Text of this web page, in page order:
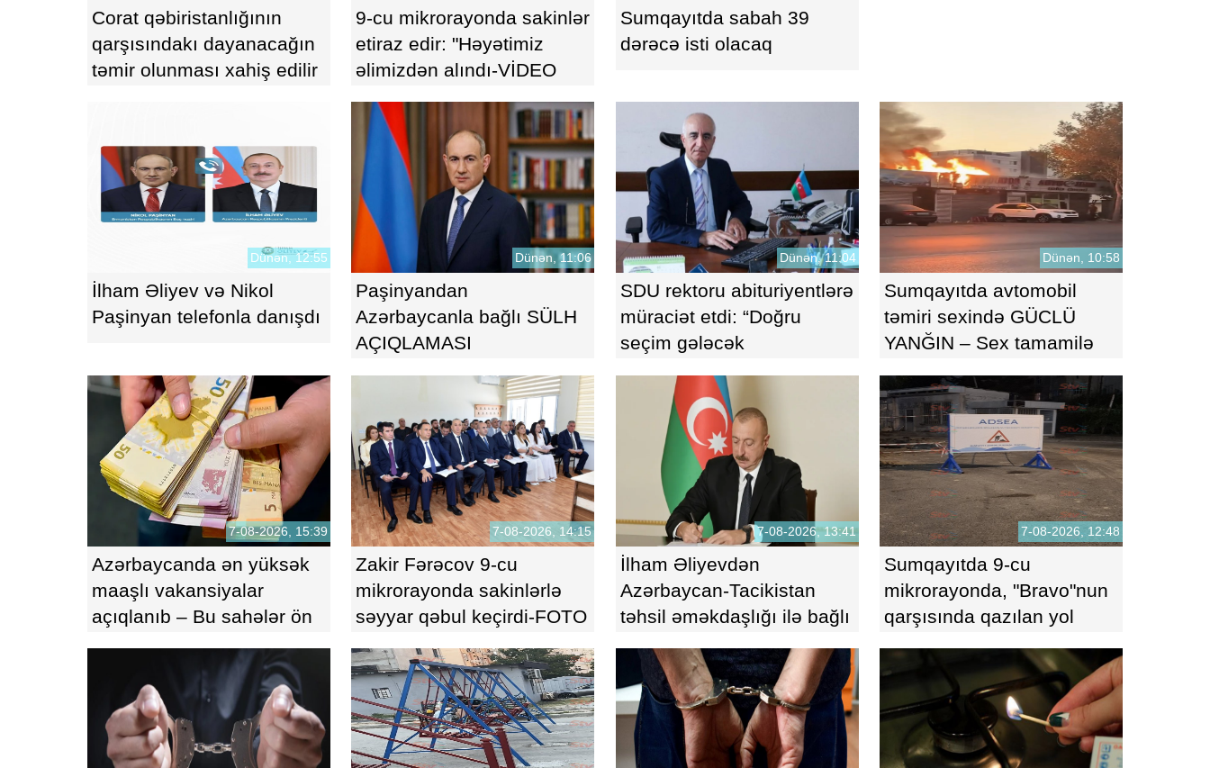
Corat qəbiristanlığının
qarşısındakı dayanacağın
təmir olunması xahiş edilir
9-cu mikrorayonda sakinlər
etiraz edir: "Həyətimiz
əlimizdən alındı-VİDEO
Sumqayıtda sabah 39
dərəcə isti olacaq
Dünən, 12:55
İlham Əliyev və Nikol
Paşinyan telefonla danışdı
Dünən, 11:06
Paşinyandan
Azərbaycanla bağlı SÜLH
AÇIQLAMASI
Dünən, 11:04
SDU rektoru abituriyentlərə
müraciət etdi: “Doğru
seçim gələcək
Dünən, 10:58
Sumqayıtda avtomobil
təmiri sexində GÜCLÜ
YANĞIN – Sex tamamilə
7-08-2026, 15:39
Azərbaycanda ən yüksək
maaşlı vakansiyalar
açıqlanıb – Bu sahələr ön
7-08-2026, 14:15
Zakir Fərəcov 9-cu
mikrorayonda sakinlərlə
səyyar qəbul keçirdi-FOTO
7-08-2026, 13:41
İlham Əliyevdən
Azərbaycan-Tacikistan
təhsil əməkdaşlığı ilə bağlı
7-08-2026, 12:48
Sumqayıtda 9-cu
mikrorayonda, "Bravo"nun
qarşısında qazılan yol
qoydu